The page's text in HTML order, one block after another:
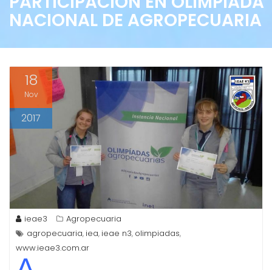
NACIONAL DE AGROPECUARIA
18
Nov
2017
ieae3
Agropecuaria
agropecuaria, iea, ieae n3, olimpiadas,
www.ieae3.com.ar